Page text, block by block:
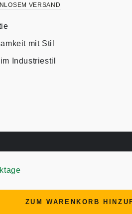
VERSAND
mit Stil
Industriestil
ZUM WARENKORB